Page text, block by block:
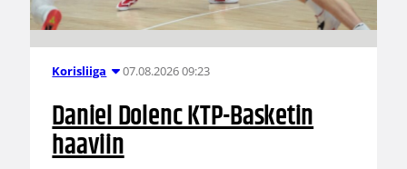
Korisliiga 07.08.2026 09:23
Daniel Dolenc KTP-Basketin
haaviin